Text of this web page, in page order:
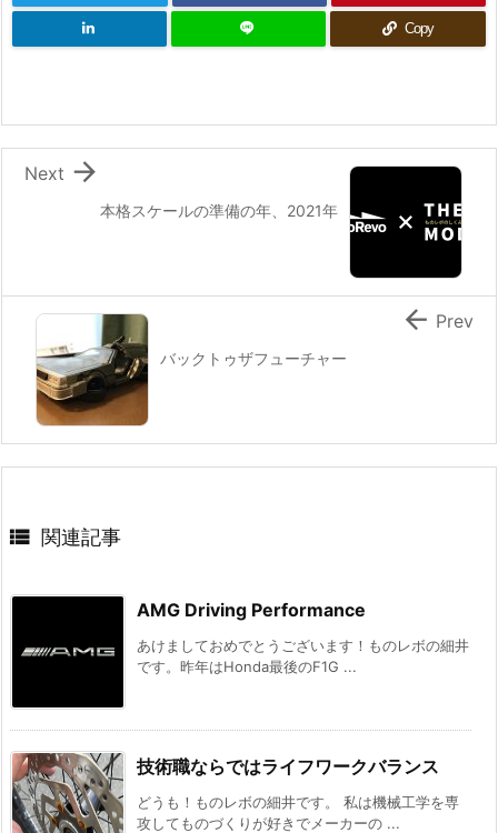
Copy
本格スケールの準備の年、2021年

Next
バックトゥザフューチャー
 Prev
 関連記事
AMG Driving Performance
あけましておめでとうございます！ものレボの細井
です。昨年はHonda最後のF1G ...
技術職ならではライフワークバランス
どうも！ものレボの細井です。 私は機械工学を専
攻してものづくりが好きでメーカーの ...